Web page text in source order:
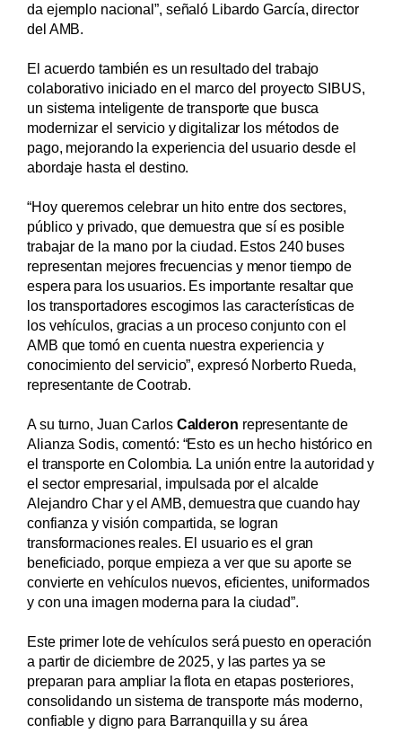
da ejemplo nacional”, señaló Libardo García, director
del AMB.
El acuerdo también es un resultado del trabajo
colaborativo iniciado en el marco del proyecto SIBUS,
un sistema inteligente de transporte que busca
modernizar el servicio y digitalizar los métodos de
pago, mejorando la experiencia del usuario desde el
abordaje hasta el destino.
“Hoy queremos celebrar un hito entre dos sectores,
público y privado, que demuestra que sí es posible
trabajar de la mano por la ciudad. Estos 240 buses
representan mejores frecuencias y menor tiempo de
espera para los usuarios. Es importante resaltar que
los transportadores escogimos las características de
los vehículos, gracias a un proceso conjunto con el
AMB que tomó en cuenta nuestra experiencia y
conocimiento del servicio”, expresó Norberto Rueda,
representante de Cootrab.
A su turno, Juan Carlos Calderon representante de
Alianza Sodis, comentó: “Esto es un hecho histórico en
el transporte en Colombia. La unión entre la autoridad y
el sector empresarial, impulsada por el alcalde
Alejandro Char y el AMB, demuestra que cuando hay
confianza y visión compartida, se logran
transformaciones reales. El usuario es el gran
beneficiado, porque empieza a ver que su aporte se
convierte en vehículos nuevos, eficientes, uniformados
y con una imagen moderna para la ciudad”.
Este primer lote de vehículos será puesto en operación
a partir de diciembre de 2025, y las partes ya se
preparan para ampliar la flota en etapas posteriores,
consolidando un sistema de transporte más moderno,
confiable y digno para Barranquilla y su área